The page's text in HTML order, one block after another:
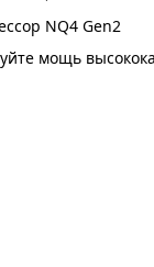
NQ4 Gen2
мощь